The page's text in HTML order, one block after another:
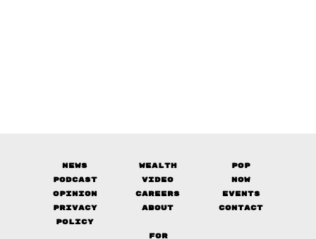
News Wealth
Pop
Podcast
Video
Now
Opinion
Careers
Events
Privacy
Policy
About Contact
FOR